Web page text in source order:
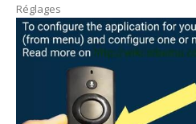
Réglages